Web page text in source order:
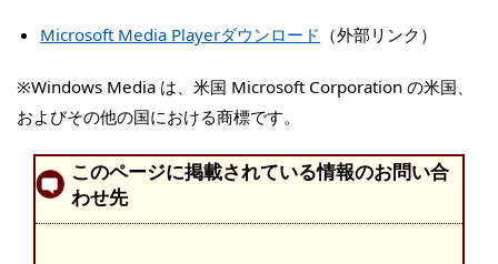
Microsoft Media Playerダウンロード （外部リンク）
※Windows Media は、米国 Microsoft Corporation の米国、
およびその他の国における商標です。
このページに掲載されている情報のお問い合
わせ先